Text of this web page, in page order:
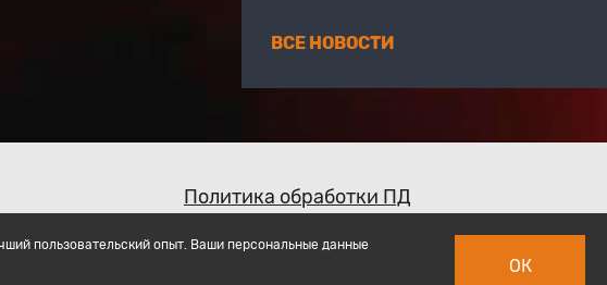
ВСЕ НОВОСТИ
Политика обработки ПД
пользовательский опыт. Ваши персональные данные
ОК